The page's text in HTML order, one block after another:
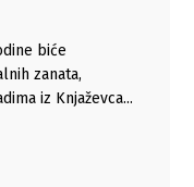
biće
zanata,
iz Knjaževca...